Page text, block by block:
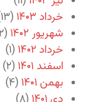
خرداد ۱۴۰۳
(۱۳)
شهریور ۱۴۰۲
(۲)
خرداد ۱۴۰۲
(۱)
اسفند ۱۴۰۱
(۲)
بهمن ۱۴۰۱
(۴)